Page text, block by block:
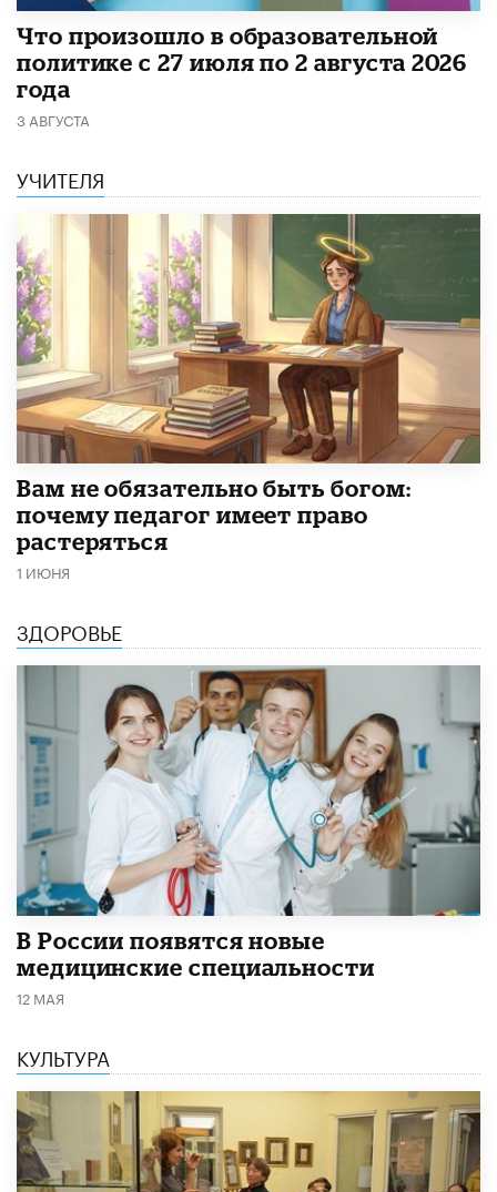
​Что произошло в образовательной
политике с 27 июля по 2 августа 2026
года
3 АВГУСТА
УЧИТЕЛЯ
​Вам не обязательно быть богом:
почему педагог имеет право
растеряться
1 ИЮНЯ
ЗДОРОВЬЕ
В России появятся новые
медицинские специальности
12 МАЯ
КУЛЬТУРА